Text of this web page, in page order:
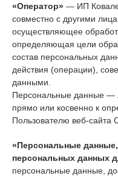
«Оператор» — ИП
совместно с другими
осуществляющее
определяющая цели
состав персональных
действия (операции),
данными.
Персональные данные —
прямо или косвенно к
Пользователю веб-сайта
«Персональные
персональных данных
персональные данные,